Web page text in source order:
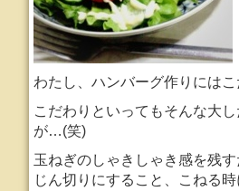
わたし、ハンバーグ作りには
こだわりといってもそんな大
が…(笑)
玉ねぎのしゃきしゃき感を残
じん切りにすること、こねる